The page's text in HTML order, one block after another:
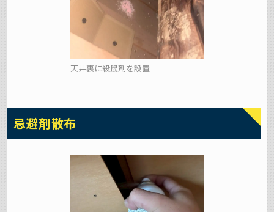
天井裏に殺鼠剤を設置
忌避剤散布